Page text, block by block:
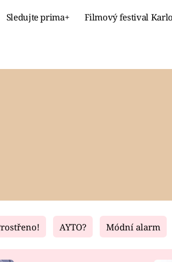
Sledujte prima+ Filmový festival
Living
AYTO? Módní alarm